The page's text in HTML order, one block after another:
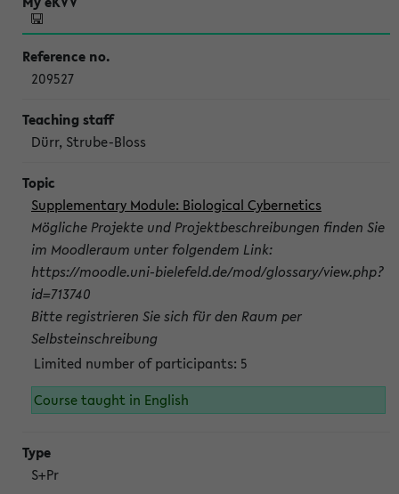
209527
Dürr, Strube-Bloss
Supplementary Module: Biological Cybernetics
Mögliche Projekte und Projektbeschreibungen finden Sie
im Moodleraum unter folgendem Link:
https://moodle.uni-bielefeld.de/mod/glossary/view.php?
id=713740
Bitte registrieren Sie sich für den Raum per
Selbsteinschreibung
Limited number of participants: 5
Course taught in English
S+Pr